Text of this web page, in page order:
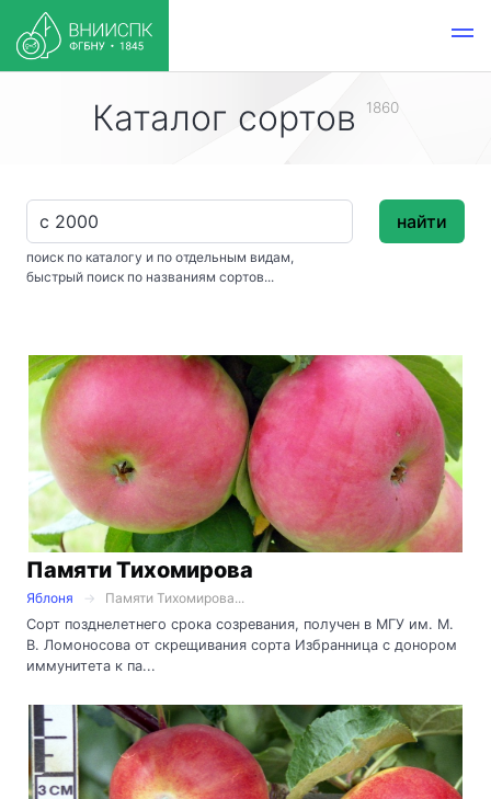
Каталог сортов 1860
поиск по каталогу и по отдельным видам,
быстрый поиск по названиям сортов...
найти
Памяти Тихомирова
Яблоня
Памяти Тихомирова...
Сорт позднелетнего срока созревания, получен в МГУ им. М.
В. Ломоносова от скрещивания сорта Избранница с донором
иммунитета к па...